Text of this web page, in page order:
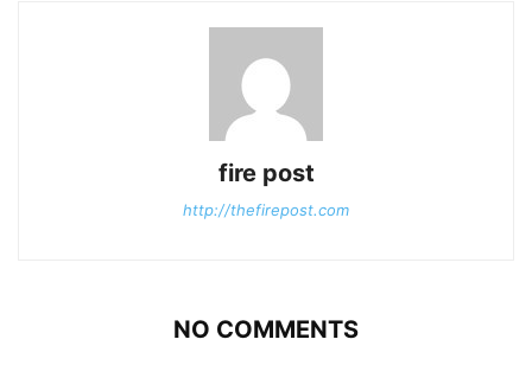
fire post
http://thefirepost.com
NO COMMENTS